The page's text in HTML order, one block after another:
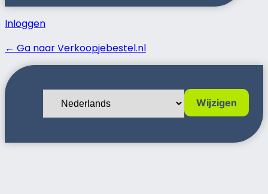
Inloggen
← Ga naar Verkoopjebestel.nl